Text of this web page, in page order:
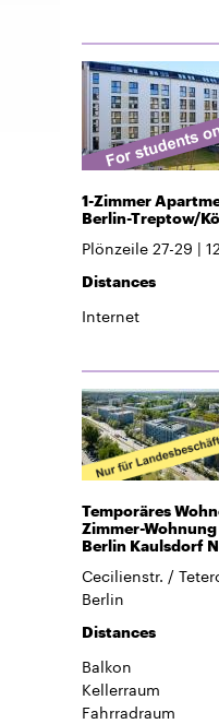
1-Zimmer
Berlin-Treptow/
Plönzeile 27-29
Distances
Internet
Temporäres
Zimmer-
Berlin Kaulsdorf
Cecilienstr. /
Berlin
Distances
Balkon
Kellerraum
Fahrradraum